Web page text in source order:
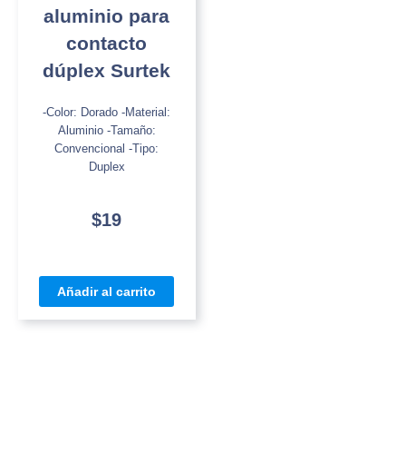
aluminio para
contacto
dúplex Surtek
-Color: Dorado -Material:
Aluminio -Tamaño:
Convencional -Tipo:
Duplex
$19
Añadir al carrito